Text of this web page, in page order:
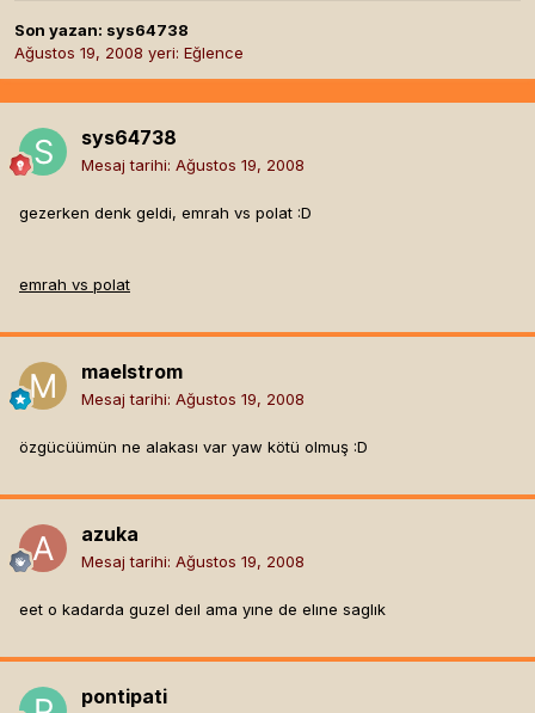
Son yazan: sys64738
Ağustos 19, 2008 yeri: Eğlence
sys64738
Mesaj tarihi: Ağustos 19, 2008
gezerken denk geldi, emrah vs polat :D
emrah vs polat
maelstrom
Mesaj tarihi: Ağustos 19, 2008
özgücüümün ne alakası var yaw kötü olmuş :D
azuka
Mesaj tarihi: Ağustos 19, 2008
eet o kadarda guzel deıl ama yıne de elıne saglık
pontipati